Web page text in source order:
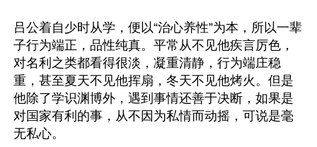
吕公着自少时从学，便以“治心养性”为本，所以一辈
子行为端正，品性纯真。平常从不见他疾言厉色，
对名利之类都看得很淡，凝重清静，行为端庄稳
重，甚至夏天不见他挥扇，冬天不见他烤火。但是
他除了学识渊博外，遇到事情还善于决断，如果是
对国家有利的事，从不因为私情而动摇，可说是毫
无私心。